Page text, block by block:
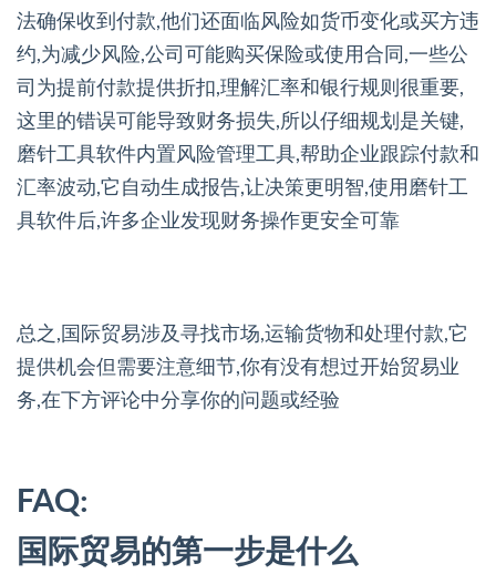
法确保收到付款,他们还面临风险如货币变化或买方违
约,为减少风险,公司可能购买保险或使用合同,一些公
司为提前付款提供折扣,理解汇率和银行规则很重要,
这里的错误可能导致财务损失,所以仔细规划是关键,
磨针工具软件内置风险管理工具,帮助企业跟踪付款和
汇率波动,它自动生成报告,让决策更明智,使用磨针工
具软件后,许多企业发现财务操作更安全可靠
总之,国际贸易涉及寻找市场,运输货物和处理付款,它
提供机会但需要注意细节,你有没有想过开始贸易业
务,在下方评论中分享你的问题或经验
FAQ:
国际贸易的第一步是什么